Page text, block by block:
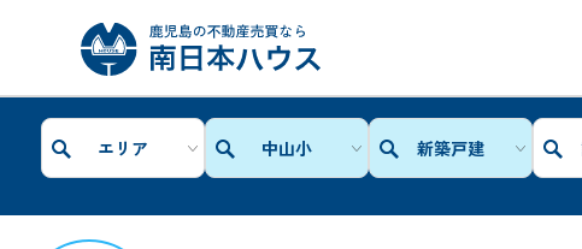
エリア 中山小 新築戸建